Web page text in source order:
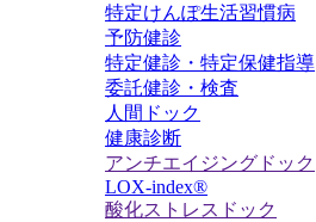
特定けんぽ生活習慣病
予防健診
特定健診・特定保健指導
委託健診・検査
人間ドック
健康診断
アンチエイジングドック
LOX-index®
酸化ストレスドック